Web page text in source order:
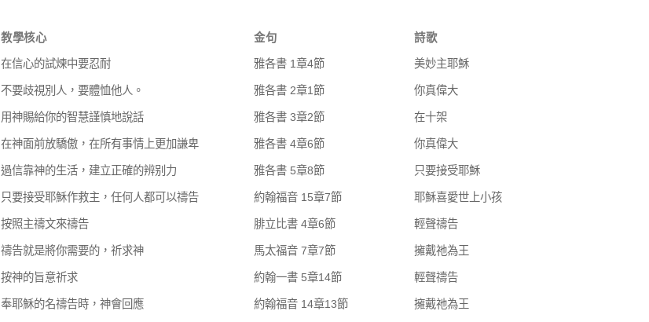
教學核心 金句 詩歌
在信心的試煉中要忍耐 雅各書 1章4節 美妙主耶穌
不要歧視別人，要體恤他人。 雅各書 2章1節 你真偉大
用神賜給你的智慧謹慎地說話 雅各書 3章2節 在十架
在神面前放驕傲，在所有事情上更加謙卑 雅各書 4章6節 你真偉大
過信靠神的生活，建立正確的辨别力 雅各書 5章8節 只要接受耶穌
只要接受耶穌作救主，任何人都可以禱告 約翰福音 15章7節 耶穌喜愛世上小孩
按照主禱文來禱告 腓立比書 4章6節 輕聲禱告
禱告就是將你需要的，祈求神 馬太福音 7章7節 擁戴祂為王
按神的旨意祈求 約翰一書 5章14節 輕聲禱告
奉耶穌的名禱告時，神會回應 約翰福音 14章13節 擁戴祂為王